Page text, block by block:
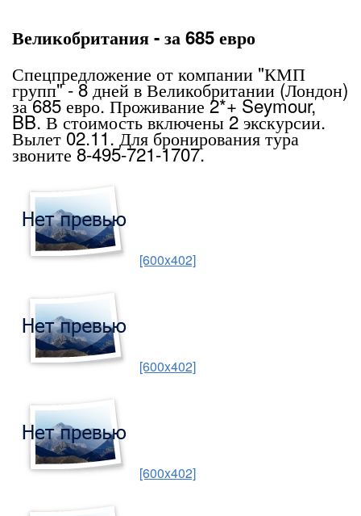
Великобритания - за 685 евро
Спецпредложение от компании "КМП
групп" - 8 дней в Великобритании (Лондон)
за 685 евро. Проживание 2*+ Seymour,
BB. В стоимость включены 2 экскурсии.
Вылет 02.11. Для бронирования тура
звоните 8-495-721-1707.
[600x402]
[600x402]
[600x402]